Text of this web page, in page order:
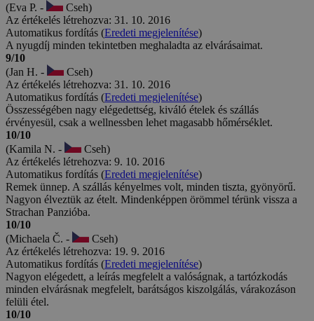
(Eva P. -
Cseh)
Az értékelés létrehozva: 31. 10. 2016
Automatikus fordítás (Eredeti megjelenítése)
A nyugdíj minden tekintetben meghaladta az elvárásaimat.
9/10
(Jan H. -
Cseh)
Az értékelés létrehozva: 31. 10. 2016
Automatikus fordítás (Eredeti megjelenítése)
Összességében nagy elégedettség, kiváló ételek és szállás
érvényesül, csak a wellnessben lehet magasabb hőmérséklet.
10/10
(Kamila N. -
Cseh)
Az értékelés létrehozva: 9. 10. 2016
Automatikus fordítás (Eredeti megjelenítése)
Remek ünnep. A szállás kényelmes volt, minden tiszta, gyönyörű.
Nagyon élveztük az ételt. Mindenképpen örömmel térünk vissza a
Strachan Panzióba.
10/10
(Michaela Č. -
Cseh)
Az értékelés létrehozva: 19. 9. 2016
Automatikus fordítás (Eredeti megjelenítése)
Nagyon elégedett, a leírás megfelelt a valóságnak, a tartózkodás
minden elvárásnak megfelelt, barátságos kiszolgálás, várakozáson
felüli étel.
10/10